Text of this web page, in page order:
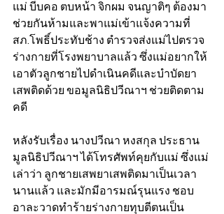
แม่ บีบคอ ตบหน้า จิกผม จนญาติๆ ต้องมา
ช่วยกันห้ามและพาแม่เข้าแจ้งความที่
สภ.โพธิ์ประทับช้าง ตำรวจส่งแม่ไปตรวจ
ร่างกายที่โรงพยาบาลแล้ว ซึ่งแม่อยากให้
เอาตัวลูกชายไปดำเนินคดีและบำบัดยา
เสพติดด้วย ขอมูลนิธิปวีณาฯ ช่วยติดตาม
คดี
หลังรับเรื่อง นางปวีณา หงสกุล ประธาน
มูลนิธิปวีณาฯ ได้โทรศัพท์คุยกับแม่ ซึ่งแม่
เล่าว่า ลูกชายเสพยาเสพติดมาเป็นเวลา
นานแล้ว และมักมีอารมณ์รุนแรง ชอบ
อาละวาดทำร้ายร่างกายทุบตีตนเป็น